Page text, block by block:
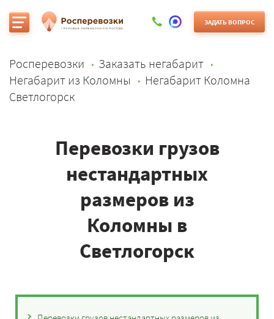
ЗАДАТЬ ВОПРОС
Росперевозки
Заказать негабарит
Негабарит из Коломны
Негабарит Коломна
Светлогорск
Перевозки грузов
нестандартных
размеров из
Коломны в
Светлогорск